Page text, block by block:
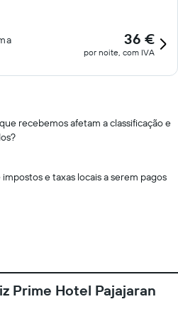
36 €
por noite, com IVA
recebemos afetam a classificação e
e taxas locais a serem pagos
Prime Hotel Pajajaran